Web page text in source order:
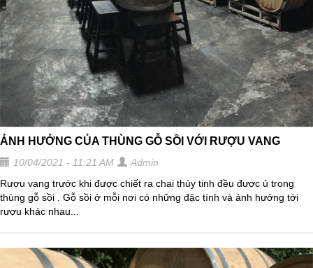
ẢNH HƯỞNG CỦA THÙNG GỖ SỒI VỚI RƯỢU VANG
10/04/2021 - 11:21 AM
Admin
Rượu vang trước khi được chiết ra chai thủy tinh đều được ủ trong
thùng gỗ sồi . Gỗ sồi ở mỗi nơi có những đặc tính và ảnh hưởng tới
rượu khác nhau...